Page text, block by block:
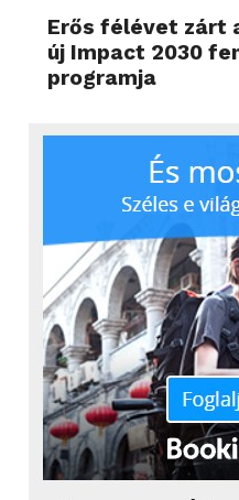
Erős félévet zárt
új Impact 2030
programja